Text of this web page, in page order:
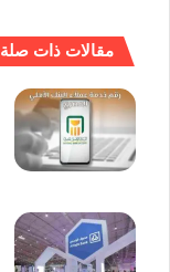
مقالات ذات صلة